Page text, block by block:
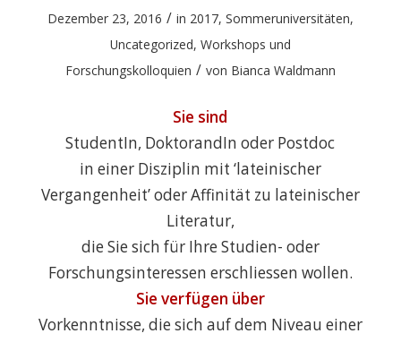
Dezember 23, 2016 / in 2017, Sommeruniversitäten,
Uncategorized, Workshops und
Forschungskolloquien / von Bianca Waldmann
Sie sind
StudentIn, DoktorandIn oder Postdoc
in einer Disziplin mit ‘lateinischer
Vergangenheit’ oder Affinität zu lateinischer
Literatur,
die Sie sich für Ihre Studien- oder
Forschungsinteressen erschliessen wollen.
Sie verfügen über
Vorkenntnisse, die sich auf dem Niveau einer